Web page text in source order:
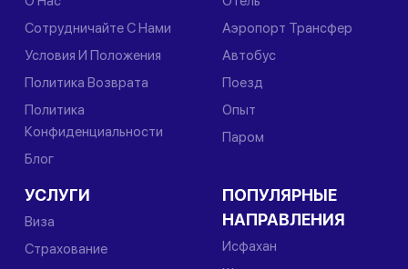
Сотрудничайте С Нами
Условия И Положения
Политика Возврата
Политика
Конфиденциальности
Блог
Аэропорт Трансфер
Автобус
Поезд
Опыт
Паром
УСЛУГИ
Виза
Страхование
ПОПУЛЯРНЫЕ
НАПРАВЛЕНИЯ
Исфахан